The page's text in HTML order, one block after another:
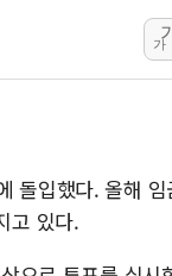
쇼크에 금리 인상 우
명 감소 '쇼크'…9월
, 공동방위협정 체결
때와 달리 워시엔
책특보 내정설...포항
다음 100년 밑거름…
가
돌입했다. 올해 임
고 있다.